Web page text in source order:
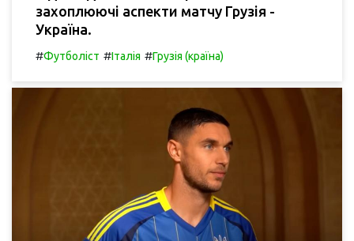
захоплюючі аспекти матчу Грузія -
Україна.
#Футболіст #Італія #Грузія (країна)